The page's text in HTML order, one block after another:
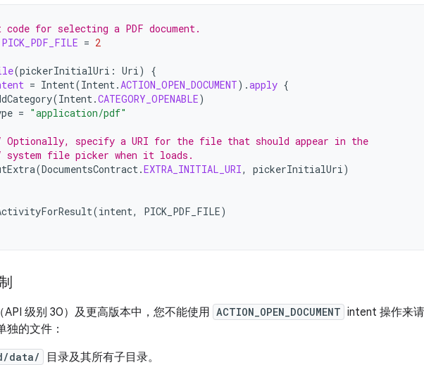
code for selecting a PDF document.
PICK_PDF_FILE = 2
(pickerInitialUri : Uri)
{
= Intent(Intent.ACTION_OPEN_DOCUMENT).apply {
(Intent.CATEGORY_OPENABLE)
= "application/pdf"
Optionally, specify a URI for the file that should appear in the
system file picker when it loads.
(DocumentsContract.EXTRA_INITIAL_URI, pickerInitialUri)
(intent, PICK_PDF_FILE)
API 级别 30）及更高版本中，您不能使用 ACTION_OPEN_DOCUMENT intent 操作来
独的文件：
data/ 目录及其所有子目录。